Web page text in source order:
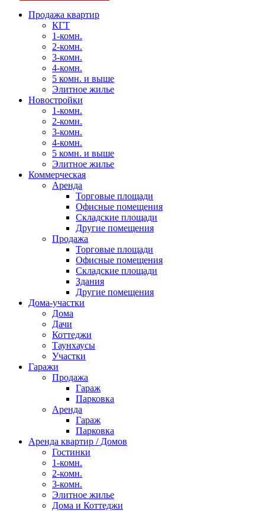
Продажа квартир
КГТ
1-комн.
2-комн.
3-комн.
4-комн.
5 комн. и выше
Элитное жилье
Новостройки
1-комн.
2-комн.
3-комн.
4-комн.
5 комн. и выше
Элитное жилье
Коммерческая
Аренда
Торговые площади
Офисные помещения
Складские площади
Другие помещения
Продажа
Торговые площади
Офисные помещения
Складские площади
Здания
Другие помещения
Дома-участки
Дома
Дачи
Коттеджи
Таунхаусы
Участки
Гаражи
Продажа
Гараж
Парковка
Аренда
Гараж
Парковка
Аренда квартир / Домов
Гостинки
1-комн.
2-комн.
3-комн.
Элитное жилье
Дома и Коттеджи